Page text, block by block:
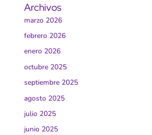
Archivos
marzo 2026
febrero 2026
enero 2026
octubre 2025
septiembre 2025
agosto 2025
julio 2025
junio 2025